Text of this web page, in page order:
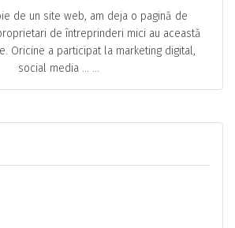
de un site web, am deja o pagină de
de întreprinderi mici au această
Oricine a participat la marketing digital,
social media … ...